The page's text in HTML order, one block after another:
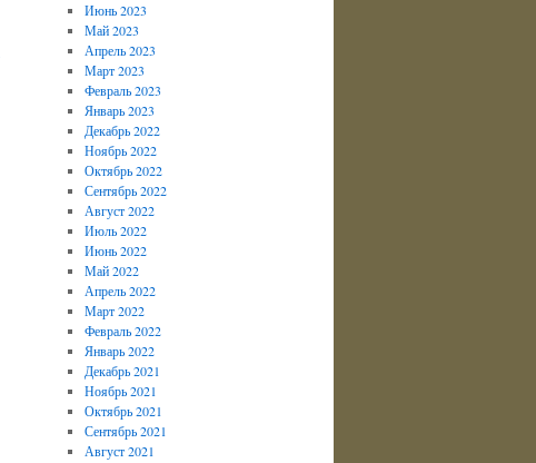
Июнь 2023
Май 2023
Апрель 2023
Март 2023
Февраль 2023
Январь 2023
Декабрь 2022
Ноябрь 2022
Октябрь 2022
Сентябрь 2022
Август 2022
Июль 2022
Июнь 2022
Май 2022
Апрель 2022
Март 2022
Февраль 2022
Январь 2022
Декабрь 2021
Ноябрь 2021
Октябрь 2021
Сентябрь 2021
Август 2021